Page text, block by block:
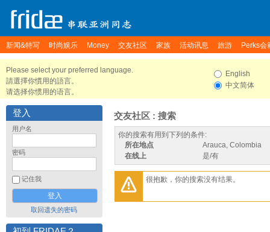
新闻&特写 时尚娱乐 Money 交友社区 家族 活动讯息 旅游 Perks会
Please select your preferred language.
請選擇你慣用的語言。
请选择你惯用的语言。
English
中文简体
登入
用户名
密码
记住我
取回遗失的密码
交友社区 : 搜索
你的搜索有用到下列的条件:
所在地点
Arauca, Colombia
在线上
是/有
很抱歉，你的搜索没有结果。